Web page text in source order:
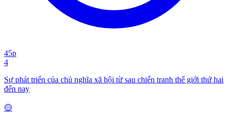
45p
4
Sự phát triển của chủ nghĩa xã hội từ sau chiến tranh thế giới thứ hai
đến nay
🟡